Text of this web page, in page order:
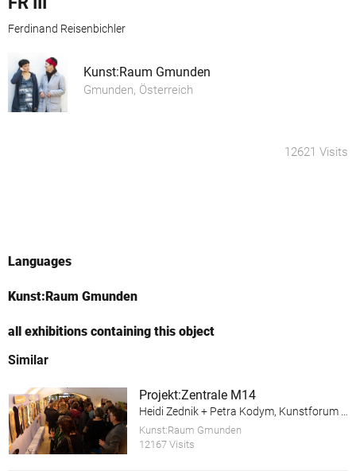
Ferdinand Reisenbichler
Kunst:Raum Gmunden
Gmunden, Österreich
12621 Visits
Languages
Kunst:Raum Gmunden
all exhibitions containing this object
Similar
Projekt:Zentrale M14
Kunst:Raum Gmunden
12167 Visits